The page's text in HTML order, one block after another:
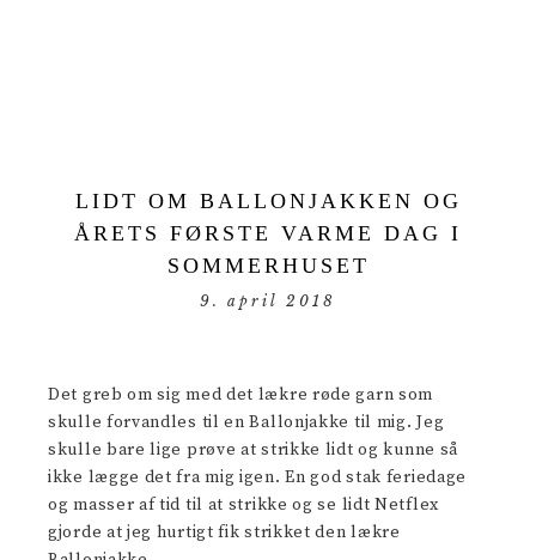
LIDT OM BALLONJAKKEN OG
ÅRETS FØRSTE VARME DAG I
SOMMERHUSET
9. april 2018
Det greb om sig med det lækre røde garn som
skulle forvandles til en Ballonjakke til mig. Jeg
skulle bare lige prøve at strikke lidt og kunne så
ikke lægge det fra mig igen. En god stak feriedage
og masser af tid til at strikke og se lidt Netflex
gjorde at jeg hurtigt fik strikket den lækre